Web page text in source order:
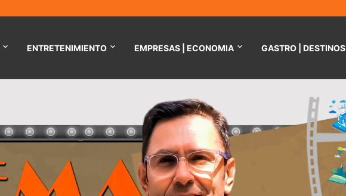
ENTRETENIMIENTO EMPRESAS | ECONOMIA GASTRO | DESTINOS